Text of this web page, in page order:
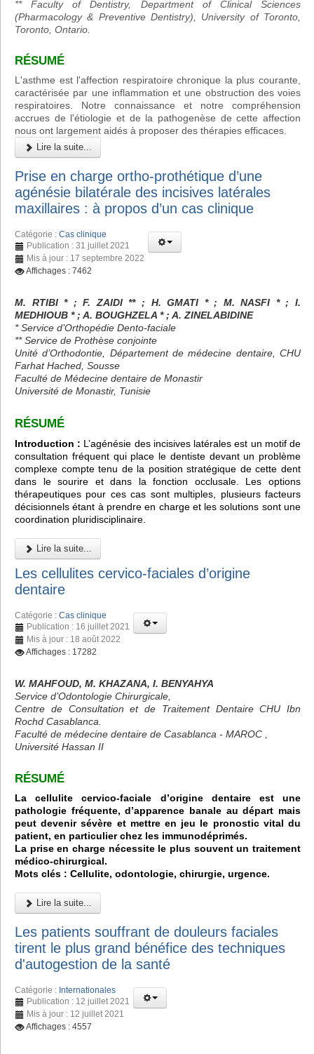
** Faculty of Dentistry, Department of Clinical Sciences
(Pharmacology & Preventive Dentistry), University of Toronto,
Toronto, Ontario.
RÉSUMÉ
L'asthme est l'affection respiratoire chronique la plus courante,
caractérisée par une inflammation et une obstruction des voies
respiratoires. Notre connaissance et notre compréhension
accrues de l'étiologie et de la pathogenèse de cette affection
nous ont largement aidés à proposer des thérapies efficaces.
Lire la suite...
Prise en charge ortho-prothétique d’une
agénésie bilatérale des incisives latérales
maxillaires : à propos d’un cas clinique
Catégorie : Cas clinique
Publication : 31 juillet 2021
Mis à jour : 17 septembre 2022
Affichages : 7462
M. RTIBI * ; F. ZAIDI ** ; H. GMATI * ; M. NASFI * ; I.
MEDHIOUB * ; A. BOUGHZELA * ; A. ZINELABIDINE
* Service d’Orthopédie Dento-faciale
** Service de Prothèse conjointe
Unité d’Orthodontie, Département de médecine dentaire, CHU
Farhat Hached, Sousse
Faculté de Médecine dentaire de Monastir
Université de Monastir, Tunisie
RÉSUMÉ
Introduction : L’agénésie des incisives latérales est un motif de
consultation fréquent qui place le dentiste devant un problème
complexe compte tenu de la position stratégique de cette dent
dans le sourire et dans la fonction occlusale. Les options
thérapeutiques pour ces cas sont multiples, plusieurs facteurs
décisionnels étant à prendre en charge et les solutions sont une
coordination pluridisciplinaire.
Lire la suite...
Les cellulites cervico-faciales d’origine
dentaire
Catégorie : Cas clinique
Publication : 16 juillet 2021
Mis à jour : 18 août 2022
Affichages : 17282
W. MAHFOUD, M. KHAZANA, I. BENYAHYA
Service d’Odontologie Chirurgicale,
Centre de Consultation et de Traitement Dentaire CHU Ibn
Rochd Casablanca.
Faculté de médecine dentaire de Casablanca - MAROC ,
Université Hassan II
RÉSUMÉ
La cellulite cervico-faciale d’origine dentaire est une
pathologie fréquente, d’apparence banale au départ mais
peut devenir sévère et mettre en jeu le pronostic vital du
patient, en particulier chez les immunodéprimés.
La prise en charge nécessite le plus souvent un traitement
médico-chirurgical.
Mots clés : Cellulite, odontologie, chirurgie, urgence.
Lire la suite...
Les patients souffrant de douleurs faciales
tirent le plus grand bénéfice des techniques
d'autogestion de la santé
Catégorie : Internationales
Publication : 12 juillet 2021
Mis à jour : 12 juillet 2021
Affichages : 4557